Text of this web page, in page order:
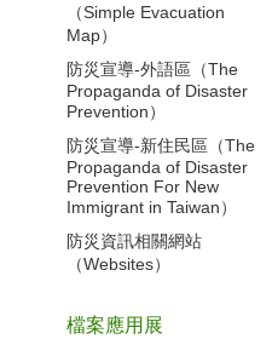
（Simple Evacuation
Map）
防災宣導-外語區（The
Propaganda of Disaster
Prevention）
防災宣導-新住民區（The
Propaganda of Disaster
Prevention For New
Immigrant in Taiwan）
防災資訊相關網站
（Websites）
檔案應用展